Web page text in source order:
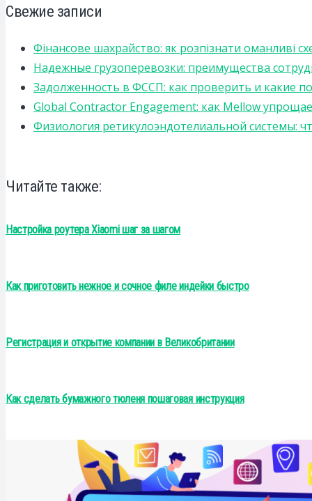
Свежие записи
Фінансове шахрайство: як розпізнати оманливі
Надежные грузоперевозки: преимущества
Задолженность в ФССП: как проверить и какие
Global Contractor Engagement: как Mellow
Физиология ретикулоэндотелиальной системы:
Читайте также:
Настройка роутера Xiaomi шаг за шагом
Как приготовить нежное и сочное филе индейки быстро
Регистрация и открытие компании в Великобритании
Как сделать бумажного тюленя пошаговая инструкция